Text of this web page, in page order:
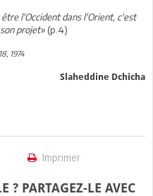
l'Occident dans l'Orient, c'est
projet» (p.4)
1974
Slaheddine Dchicha
Imprimer
? PARTAGEZ-LE AVEC